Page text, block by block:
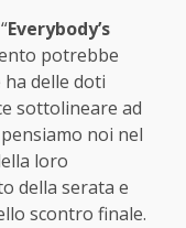
Everybody’s
potrebbe
delle doti
sottolineare ad
noi nel
loro
della serata e
scontro finale.